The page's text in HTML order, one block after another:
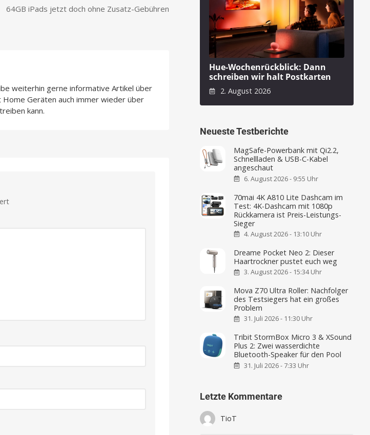
64GB iPads jetzt doch ohne Zusatz-Gebühren
weiterhin gerne informative Artikel über
Home Geräten auch immer wieder über
kann.
Hue-Wochenrückblick: Dann
schreiben wir halt Postkarten
2. August 2026
Neueste Testberichte
MagSafe-Powerbank mit Qi2.2,
Schnellladen & USB-C-Kabel
angeschaut
6. August 2026 - 9:55 Uhr
70mai 4K A810 Lite Dashcam im
Test: 4K-Dashcam mit 1080p
Rückkamera ist Preis-Leistungs-
Sieger
4. August 2026 - 13:10 Uhr
Dreame Pocket Neo 2: Dieser
Haartrockner pustet euch weg
3. August 2026 - 15:34 Uhr
Mova Z70 Ultra Roller: Nachfolger
des Testsiegers hat ein großes
Problem
31. Juli 2026 - 11:30 Uhr
Tribit StormBox Micro 3 & XSound
Plus 2: Zwei wasserdichte
Bluetooth-Speaker für den Pool
31. Juli 2026 - 7:33 Uhr
Letzte Kommentare
TioT